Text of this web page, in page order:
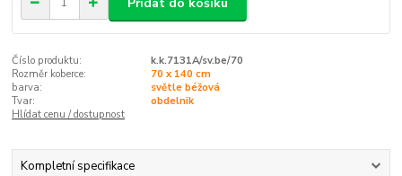
Číslo produktu:
k.k.7131A/sv.be/70
Rozměr koberce:
70 x 140 cm
barva:
světle béžová
Tvar:
obdelnik
Hlídat cenu / dostupnost
Kompletní specifikace